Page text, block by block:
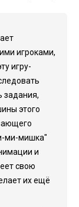
игроками,
игру-
задания,
этого
ми-мишка"
и
свою
их ещё